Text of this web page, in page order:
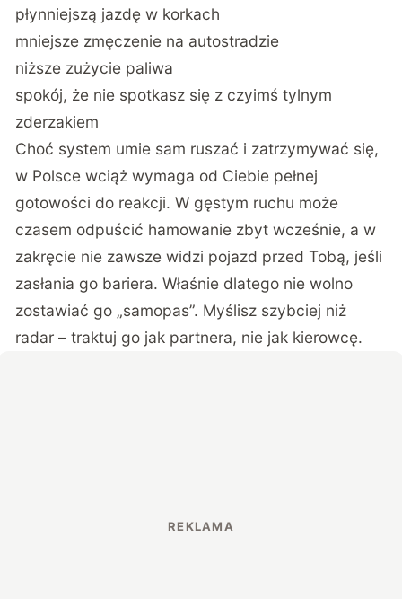
płynniejszą jazdę w korkach
mniejsze zmęczenie na autostradzie
niższe zużycie paliwa
spokój, że nie spotkasz się z czyimś tylnym
zderzakiem
Choć system umie sam ruszać i zatrzymywać się,
w Polsce wciąż wymaga od Ciebie pełnej
gotowości do reakcji. W gęstym ruchu może
czasem odpuścić hamowanie zbyt wcześnie, a w
zakręcie nie zawsze widzi pojazd przed Tobą, jeśli
zasłania go bariera. Właśnie dlatego nie wolno
zostawiać go „samopas”. Myślisz szybciej niż
radar – traktuj go jak partnera, nie jak kierowcę.